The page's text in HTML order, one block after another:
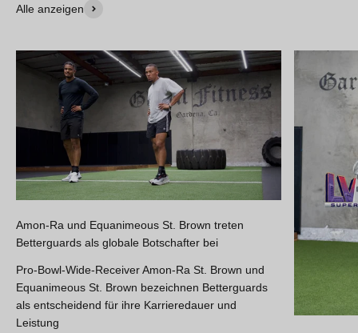
Alle anzeigen
Amon-Ra und Equanimeous St. Brown treten
Betterguards als globale Botschafter bei
Pro-Bowl-Wide-Receiver Amon-Ra St. Brown und
Equanimeous St. Brown bezeichnen Betterguards
als entscheidend für ihre Karrieredauer und
Leistung